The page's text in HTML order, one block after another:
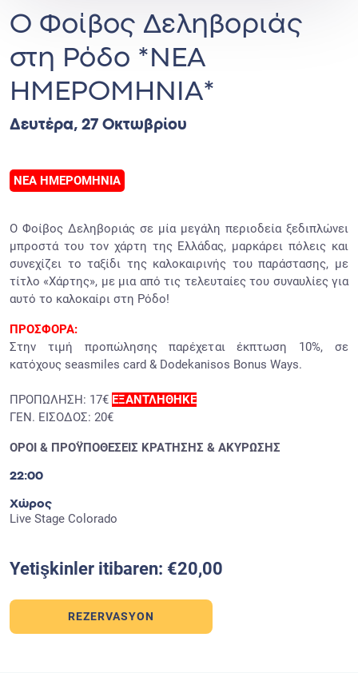
O Φοίβος Δεληβοριάς
στη Ρόδο *ΝΕΑ
ΗΜΕΡΟΜΗΝΙΑ*
Δευτέρα, 27 Οκτωβρίου
ΝΕΑ ΗΜΕΡΟΜΗΝΙΑ
Ο Φοίβος Δεληβοριάς σε μία μεγάλη περιοδεία ξεδιπλώνει
μπροστά του τον χάρτη της Ελλάδας, μαρκάρει πόλεις και
συνεχίζει το ταξίδι της καλοκαιρινής του παράστασης, με
τίτλο «Χάρτης», με μια από τις τελευταίες του συναυλίες για
αυτό το καλοκαίρι στη Ρόδο!
ΠΡΟΣΦΟΡΑ:
Στην τιμή προπώλησης παρέχεται έκπτωση 10%, σε
κατόχους seasmiles card & Dodekanisos Bonus Ways.
ΠΡΟΠΩΛΗΣΗ: 17€ ΕΞΑΝΤΛΗΘΗΚΕ
ΓΕΝ. ΕΙΣΟΔΟΣ: 20€
ΟΡΟΙ & ΠΡΟΫΠΟΘΕΣΕΙΣ ΚΡΑΤΗΣΗΣ & ΑΚΥΡΩΣΗΣ
22:00
Χώρος
Live Stage Colorado
Yetişkinler itibaren: €20,00
REZERVASYON